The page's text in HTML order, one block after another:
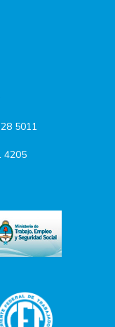
5011
4205